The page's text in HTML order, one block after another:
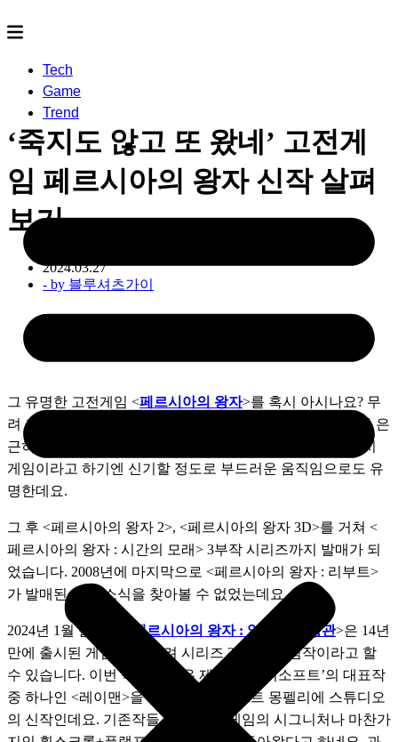
Tech
Game
Trend
‘죽지도 않고 또 왔네’ 고전게
임 페르시아의 왕자 신작 살펴
보기
2024.03.27
- by 블루셔츠가이
그 유명한 고전게임 <페르시아의 왕자>를 혹시 아시나요? 무
려 1989년(!)에 발매된 이 게임은 특유의 으스스한 분위기와 은
근히 어려운 난이도로 명성이 자자했던 게임입니다. 그 당시
게임이라고 하기엔 신기할 정도로 부드러운 움직임으로도 유
명한데요.
그 후 <페르시아의 왕자 2>, <페르시아의 왕자 3D>를 거쳐 <
페르시아의 왕자 : 시간의 모래> 3부작 시리즈까지 발매가 되
었습니다. 2008년에 마지막으로 <페르시아의 왕자 : 리부트>
가 발매된 이후 소식을 찾아볼 수 없었는데요.
2024년 1월 출시한 < 페르시아의 왕자 : 잃어버린 왕관>은 14년
만에 출시된 게임으로, 무려 시리즈 35주년 기념작이라고 할
수 있습니다. 이번 작품의 경우 제작사 ‘유비소프트’의 대표작
중 하나인 <레이맨>을 개발한 유비소프트 몽펠리에 스튜디오
의 신작인데요. 기존작들과 달리 이 게임의 시그니처나 마찬가